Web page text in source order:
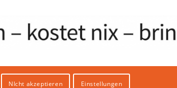
NIcht akzeptieren Einstellungen